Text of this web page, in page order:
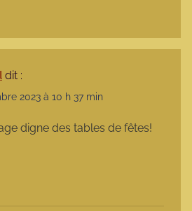
dit :
2023 à 10 h 37 min
digne des tables de fêtes!